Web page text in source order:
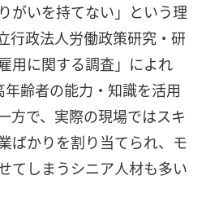
がいを持てない」という理
行政法人労働政策研究・研
用に関する調査」によれ
齢者の能力・知識を活用
方で、実際の現場ではスキ
ばかりを割り当てられ、モ
てしまうシニア人材も多い